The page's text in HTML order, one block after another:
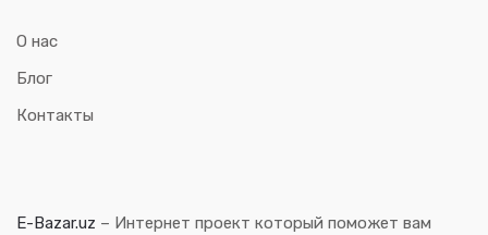
О нас
Блог
Контакты
E-Bazar.uz – Интернет проект который поможет вам